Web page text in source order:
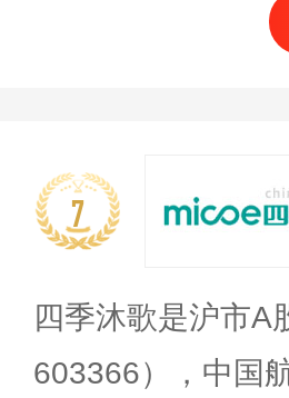
7
四季沐歌是沪市A
603366），中国